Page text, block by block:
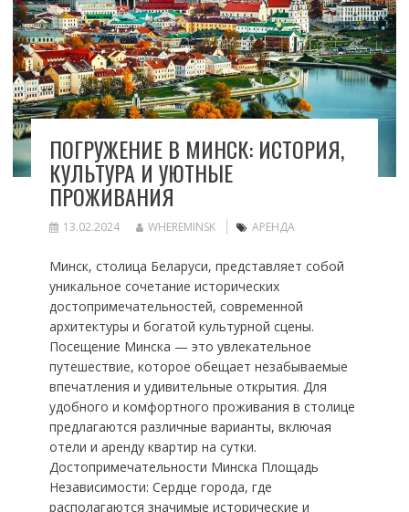
ПОГРУЖЕНИЕ В МИНСК: ИСТОРИЯ,
КУЛЬТУРА И УЮТНЫЕ
ПРОЖИВАНИЯ
13.02.2024 WHEREMINSK АРЕНДА
Минск, столица Беларуси, представляет собой
уникальное сочетание исторических
достопримечательностей, современной
архитектуры и богатой культурной сцены.
Посещение Минска — это увлекательное
путешествие, которое обещает незабываемые
впечатления и удивительные открытия. Для
удобного и комфортного проживания в столице
предлагаются различные варианты, включая
отели и аренду квартир на сутки.
Достопримечательности Минска Площадь
Независимости: Сердце города, где
располагаются значимые исторические и